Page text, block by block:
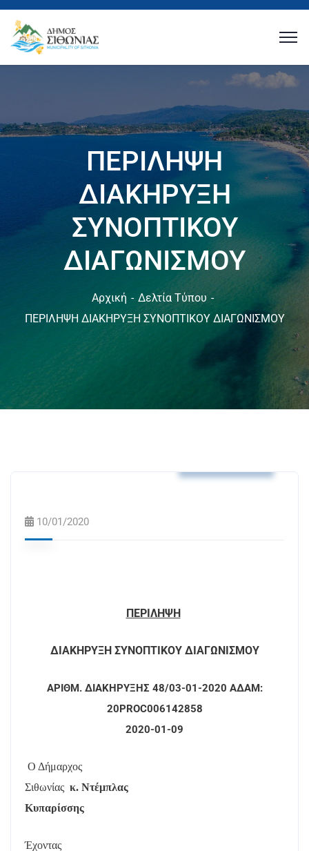
ΠΕΡΙΛΗΨΗ
ΔΙΑΚΗΡΥΞΗ
ΣΥΝΟΠΤΙΚΟΥ
ΔΙΑΓΩΝΙΣΜΟΥ
Αρχική
Δελτία Τύπου
ΠΕΡΙΛΗΨΗ ΔΙΑΚΗΡΥΞΗ ΣΥΝΟΠΤΙΚΟΥ ΔΙΑΓΩΝΙΣΜΟΥ
10/01/2020
ΠΕΡΙΛΗΨΗ
ΔΙΑΚΗΡΥΞΗ ΣΥΝΟΠΤΙΚΟΥ ΔΙΑΓΩΝΙΣΜΟΥ
ΑΡΙΘΜ. ΔΙΑΚΗΡΥΞΗΣ 48/03-01-2020 ΑΔΑΜ:
20PROC006142858
2020-01-09
Ο Δήμαρχος
Σιθωνίας κ. Ντέμπλας
Κυπαρίσσης
Έχοντας